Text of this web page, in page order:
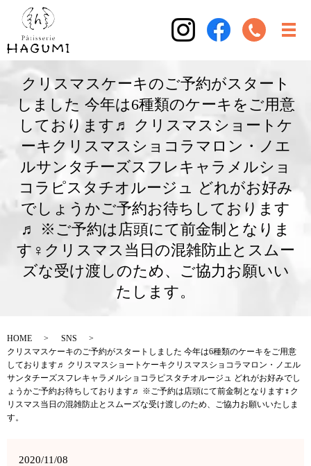
クリスマスケーキのご予約がスタート
しました 今年は6種類のケーキをご用意
しております♬ クリスマスショートケ
ーキクリスマスショコラマロン・ノエ
ルサンタチーズスフレキャラメルショ
コラピスタチオルージュ どれがお好み
でしょうかご予約お待ちしております
♬ ※ご予約は店頭にて前金制となりま
す‍♀️クリスマス当日の混雑防止とスムー
ズな受け渡しのため、ご協力お願いい
たします。
HOME
SNS
クリスマスケーキのご予約がスタートしました 今年は6種類のケーキをご用意
しております♬ クリスマスショートケーキクリスマスショコラマロン・ノエル
サンタチーズスフレキャラメルショコラピスタチオルージュ どれがお好みでし
ょうかご予約お待ちしております♬ ※ご予約は店頭にて前金制となります‍♀️ク
リスマス当日の混雑防止とスムーズな受け渡しのため、ご協力お願いいたしま
す。
2020/11/08